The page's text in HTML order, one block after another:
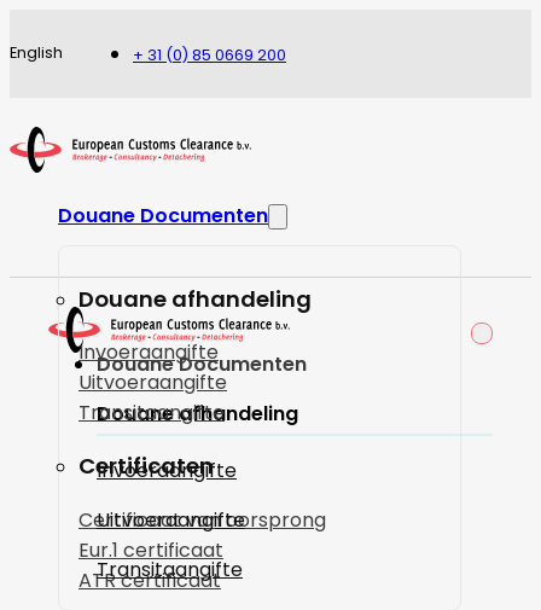
English + 31 (0) 85 0669 200
Douane Documenten
Douane afhandeling
Invoeraangifte
Uitvoeraangifte
Transitaangifte
Certificaten
Certificaat van oorsprong
Eur.1 certificaat
ATR certificaat
Douane Documenten
Douane afhandeling
Invoeraangifte
Uitvoeraangifte
Transitaangifte